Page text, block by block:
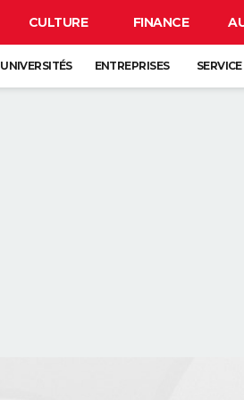
CULTURE FINANCE
UNIVERSITÉS ENTREPRISES